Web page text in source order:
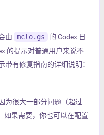
由 mclo.gs
的 Codex 日
的提示对普通用户来说不
有修复指南的详细说明：
为很大一部分问题（超过
如果需要，你也可以在配置